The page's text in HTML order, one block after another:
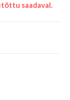
saadaval.